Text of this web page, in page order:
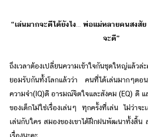
“เล่นมากจะดีได้ยังไง… พ่อแม่หลายคนสงสั
จะดี”
ถึงเวลาต้องเปลี่ยนความเข้าใจกันชุดใหญ่
ยอมรับกันทั้งโลกแล้วว่า คนที่ได้เล่นมากๆตอ
ความจำ(IQ)ดี อารมณ์จิตใจและสังคม (EQ) ดี
ของเด็กไม่ใช่เรื่องเล่นๆ ทุกครั้งที่เล่น ไม่ว่าจ
เล่นกับใคร สมองของเขาได้ฝึกฝนพัฒนาทั้งสิ้น
เรื่องนะคะ